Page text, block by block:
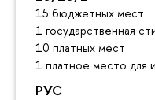
15 бюджетных мест
1 государственная
10 платных мест
1 платное место для
РУС